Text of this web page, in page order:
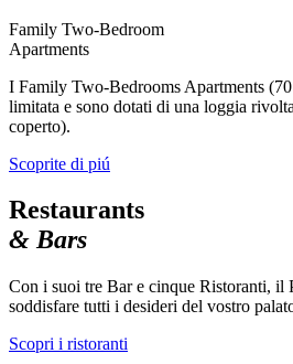
Family Two-Bedroom
Apartments
I Family Two-Bedrooms Apartments
limitata e sono dotati di una loggia
coperto).
Scoprite di piú
Restaurants
& Bars
Con i suoi tre Bar e cinque Ristoranti, il
soddisfare tutti i desideri del vostro
Scopri i ristoranti